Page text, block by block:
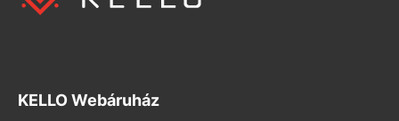
KELLO Webáruház